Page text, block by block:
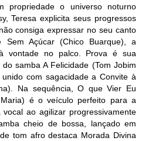
propriedade o universo noturno
Teresa explicita seus progressos
consiga expressar no seu canto
Sem Açúcar (Chico Buarque), a
vontade no palco. Prova é sua
samba A Felicidade (Tom Jobim
com sagacidade a Convite à
Na sequência, O que Vier Eu
é o veículo perfeito para a
ao agilizar progressivamente
cheio de bossa, lançado em
tom afro destaca Morada Divina